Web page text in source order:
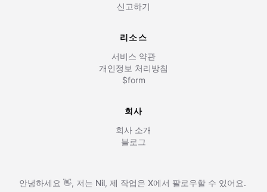
신고하기
리소스
서비스 약관
개인정보 처리방침
$form
회사
회사 소개
블로그
안녕하세요 👋, 저는 Nil, 제 작업은 X에서 팔로우할 수 있어요.